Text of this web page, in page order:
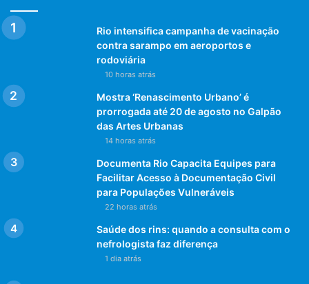
Rio intensifica campanha de vacinação
contra sarampo em aeroportos e
rodoviária
10 horas atrás
Mostra ‘Renascimento Urbano’ é
prorrogada até 20 de agosto no Galpão
das Artes Urbanas
14 horas atrás
Documenta Rio Capacita Equipes para
Facilitar Acesso à Documentação Civil
para Populações Vulneráveis
22 horas atrás
Saúde dos rins: quando a consulta com o
nefrologista faz diferença
1 dia atrás